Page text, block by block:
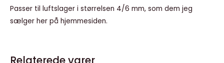
Passer til luftslager i størrelsen 4/6 mm, som dem jeg
sælger her på hjemmesiden.